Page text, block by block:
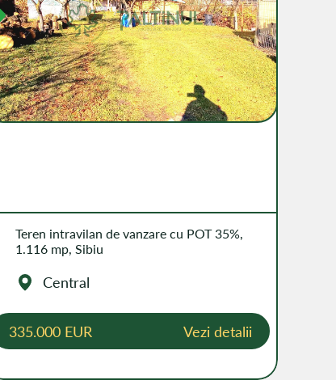
Teren intravilan de vanzare cu POT 35%,
1.116 mp, Sibiu
Central
335.000 EUR Vezi detalii